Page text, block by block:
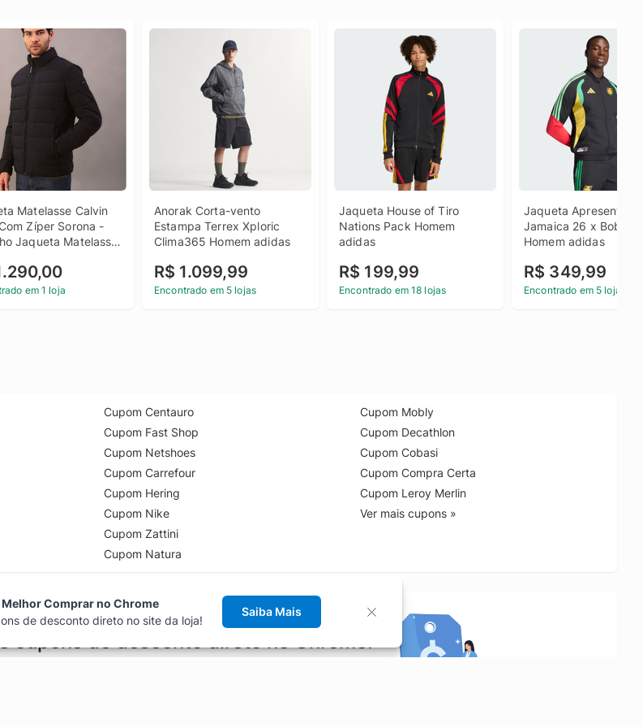
Matelasse Calvin
Zíper Sorona -
Jaqueta Matelasse
Marinho g
em 1 loja
Anorak Corta-vento
Estampa Terrex Xploric
Clima365 Homem adidas
R$ 1.099,99
Encontrado em 5 lojas
Jaqueta House of Tiro
Nations Pack Homem
adidas
R$ 199,99
Encontrado em 18 lojas
Jaqueta
Jamaica 26 x Bob
Homem adidas
R$ 349,99
Encontrado em 5 lojas
Cupom Centauro
Cupom Fast Shop
Cupom Netshoes
Cupom Carrefour
Cupom Hering
Cupom Nike
Cupom Zattini
Cupom Natura
Cupom Mobly
Cupom Decathlon
Cupom Cobasi
Cupom Compra Certa
Cupom Leroy Merlin
Ver mais cupons »
cupons de desconto direto no Chrome!
Comprar no Chrome
de desconto direto no site da loja!
Saiba Mais